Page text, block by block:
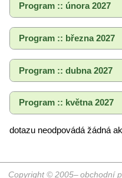
Program :: února 2027
Program :: března 2027
Program :: dubna 2027
Program :: května 2027
dotazu neodpovádá žádná
obchodní
Copyright © 2005–